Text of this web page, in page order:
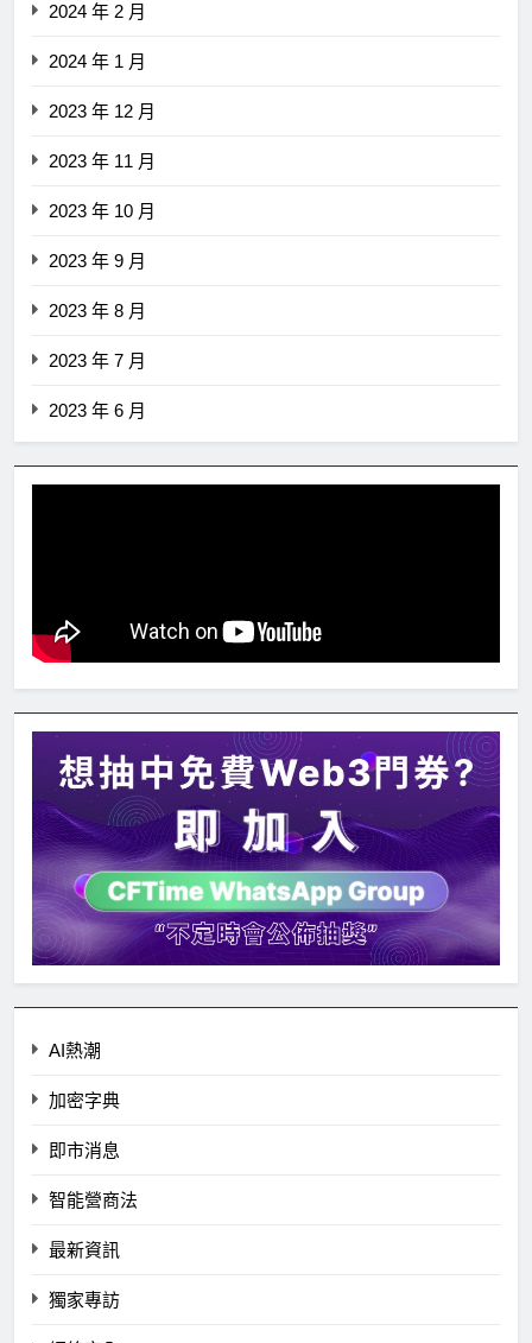
2024 年 2 月
2024 年 1 月
2023 年 12 月
2023 年 11 月
2023 年 10 月
2023 年 9 月
2023 年 8 月
2023 年 7 月
2023 年 6 月
AI熱潮
加密字典
即市消息
智能營商法
最新資訊
獨家專訪